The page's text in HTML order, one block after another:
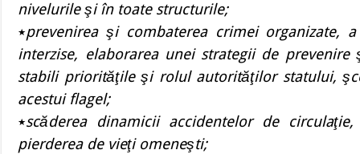
nivelurile şi în toate structurile;
٭prevenirea şi combaterea crimei
interzise, elaborarea unei strategii de
stabili priorităţile şi rolul autorităţilor statului,
acestui flagel;
٭scăderea dinamicii accidentelor de
pierderea de vieţi omeneşti;